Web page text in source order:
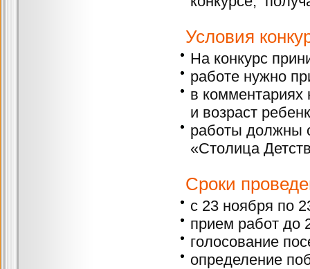
Условия
На конкурс
работе нужно
в
и возраст
работы должны
«Столица
Сроки
с 23 ноября по
прием работ до
голосование
определение